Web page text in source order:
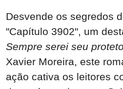
Desvende os segredos
"Capítulo 3902", um
Sempre serei seu
Xavier Moreira, este
ação cativa os leitores